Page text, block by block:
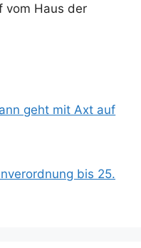
vom Haus der
geht mit Axt auf
bis 25.